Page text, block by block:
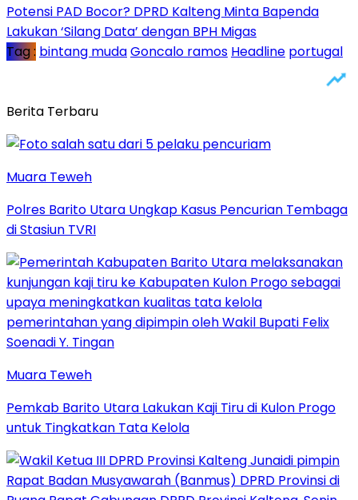
Potensi PAD Bocor? DPRD Kalteng Minta Bapenda
Lakukan ‘Silang Data’ dengan BPH Migas
Tag : bintang mudaGoncalo ramos Headline portugal
Berita Terbaru
Muara Teweh
Polres Barito Utara Ungkap Kasus Pencurian Tembaga
di Stasiun TVRI
Muara Teweh
Pemkab Barito Utara Lakukan Kaji Tiru di Kulon Progo
untuk Tingkatkan Tata Kelola